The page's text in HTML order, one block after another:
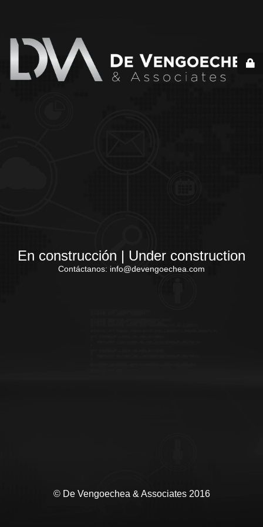
En construcción | Under construction
Contáctanos: info@devengoechea.com
© De Vengoechea & Associates 2016